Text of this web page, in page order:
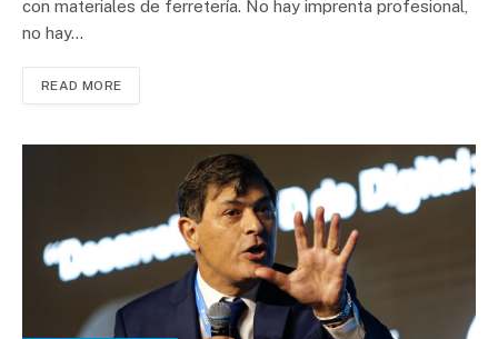
con materiales de ferretería. No hay imprenta profesional,
no hay…
READ MORE